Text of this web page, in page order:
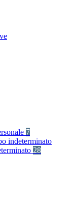
7
indeterminato
28